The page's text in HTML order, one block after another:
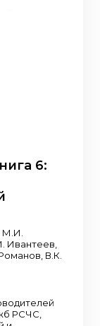
6:
Ивантеев,
В.К.
РСЧС,